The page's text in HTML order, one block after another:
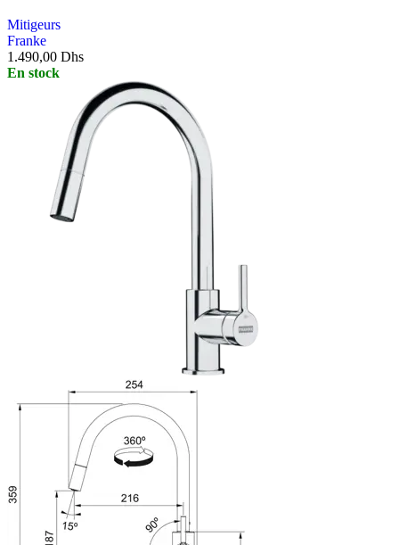
Mitigeurs
Franke
1.490,00 Dhs
En stock